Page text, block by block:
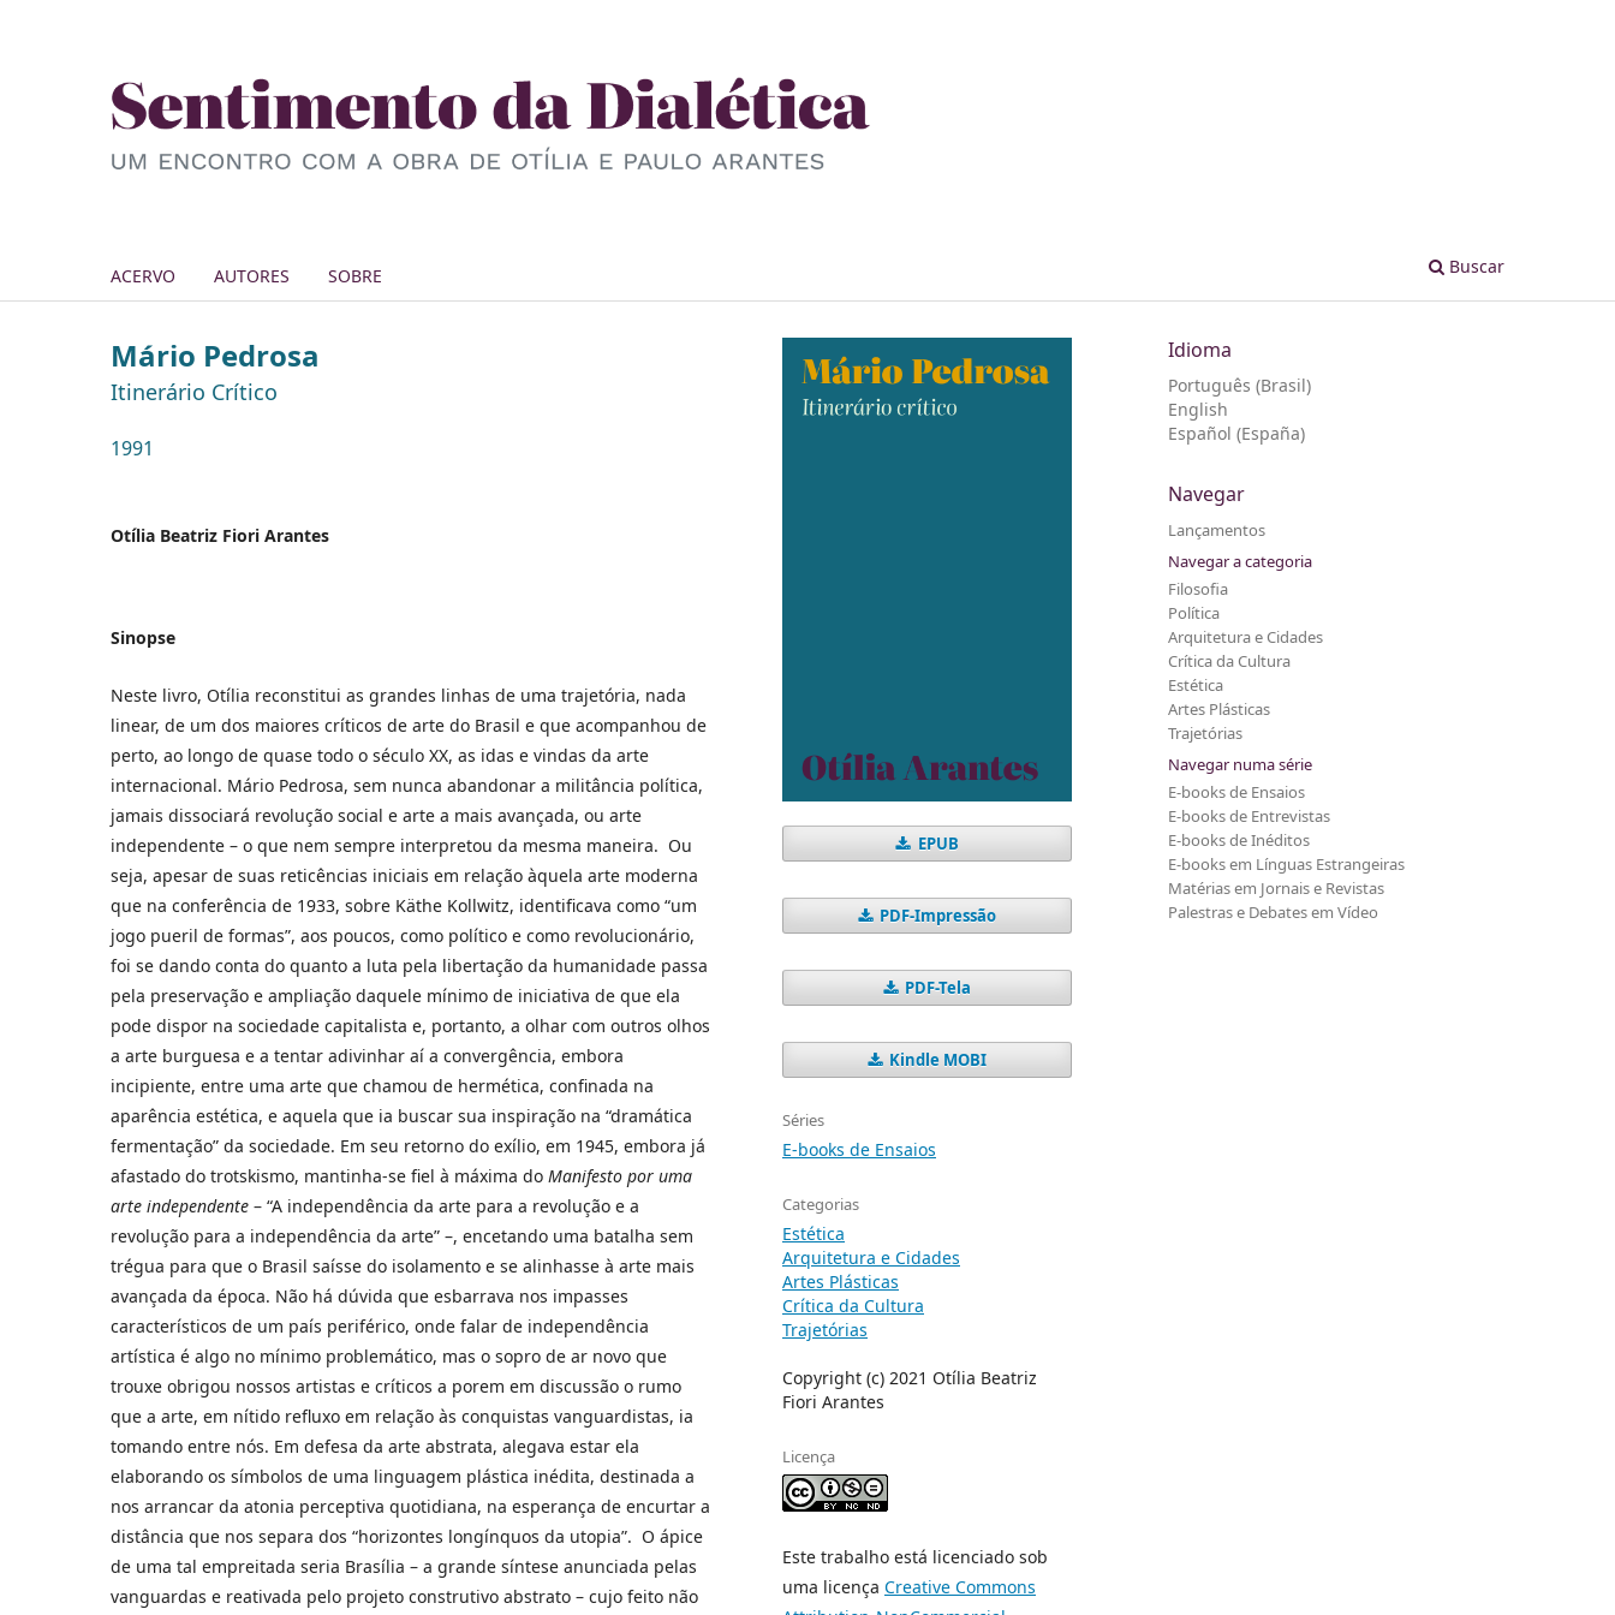
ACERVO AUTORES SOBRE Buscar
Mário Pedrosa
Itinerário Crítico
1991
Otília Beatriz Fiori Arantes
Sinopse
Neste livro, Otília reconstitui as grandes linhas de uma trajetória, nada
linear, de um dos maiores críticos de arte do Brasil e que acompanhou de
perto, ao longo de quase todo o século XX, as idas e vindas da arte
internacional. Mário Pedrosa, sem nunca abandonar a militância política,
jamais dissociará revolução social e arte a mais avançada, ou arte
independente – o que nem sempre interpretou da mesma maneira. Ou
seja, apesar de suas reticências iniciais em relação àquela arte moderna
que na conferência de 1933, sobre Käthe Kollwitz, identificava como “um
jogo pueril de formas”, aos poucos, como político e como revolucionário,
foi se dando conta do quanto a luta pela libertação da humanidade passa
pela preservação e ampliação daquele mínimo de iniciativa de que ela
pode dispor na sociedade capitalista e, portanto, a olhar com outros olhos
a arte burguesa e a tentar adivinhar aí a convergência, embora
incipiente, entre uma arte que chamou de hermética, confinada na
aparência estética, e aquela que ia buscar sua inspiração na “dramática
fermentação” da sociedade. Em seu retorno do exílio, em 1945, embora já
afastado do trotskismo, mantinha-se fiel à máxima do Manifesto por uma
arte independente – “A independência da arte para a revolução e a
revolução para a independência da arte” –, encetando uma batalha sem
trégua para que o Brasil saísse do isolamento e se alinhasse à arte mais
avançada da época. Não há dúvida que esbarrava nos impasses
característicos de um país periférico, onde falar de independência
artística é algo no mínimo problemático, mas o sopro de ar novo que
trouxe obrigou nossos artistas e críticos a porem em discussão o rumo
que a arte, em nítido refluxo em relação às conquistas vanguardistas, ia
tomando entre nós. Em defesa da arte abstrata, alegava estar ela
elaborando os símbolos de uma linguagem plástica inédita, destinada a
nos arrancar da atonia perceptiva quotidiana, na esperança de encurtar a
distância que nos separa dos “horizontes longínquos da utopia”. O ápice
de uma tal empreitada seria Brasília – a grande síntese anunciada pelas
vanguardas e reativada pelo projeto construtivo abstrato – cujo feito não
EPUB
PDF-Impressão
PDF-Tela
Kindle MOBI
Séries
E-books de Ensaios
Categorias
Estética
Arquitetura e Cidades
Artes Plásticas
Crítica da Cultura
Trajetórias
Copyright (c) 2021 Otília Beatriz
Fiori Arantes
Licença
Este trabalho está licenciado sob
uma licença Creative Commons
Idioma
Português (Brasil)
English
Español (España)
Navegar
Lançamentos
Navegar a categoria
Filosofia
Política
Arquitetura e Cidades
Crítica da Cultura
Estética
Artes Plásticas
Trajetórias
Navegar numa série
E-books de Ensaios
E-books de Entrevistas
E-books de Inéditos
E-books em Línguas Estrangeiras
Matérias em Jornais e Revistas
Palestras e Debates em Vídeo